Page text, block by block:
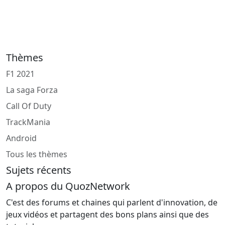
Thèmes
F1 2021
La saga Forza
Call Of Duty
TrackMania
Android
Tous les thèmes
Sujets récents
A propos du QuozNetwork
C'est des forums et chaines qui parlent d'innovation, de
jeux vidéos et partagent des bons plans ainsi que des